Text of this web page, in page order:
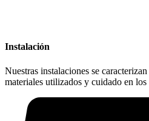
Instalación
Nuestras instalaciones se
materiales utilizados y cuidado en los